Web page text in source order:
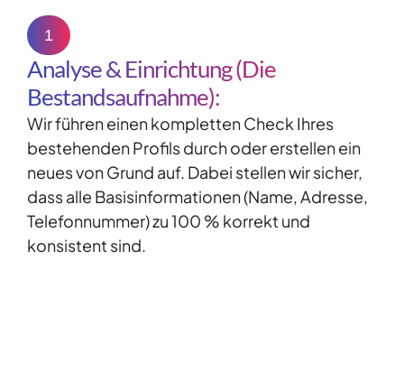
1
Analyse & Einrichtung (Die
Bestandsaufnahme):
Wir führen einen kompletten Check Ihres
bestehenden Profils durch oder erstellen ein
neues von Grund auf. Dabei stellen wir sicher,
dass alle Basisinformationen (Name, Adresse,
Telefonnummer) zu 100 % korrekt und
konsistent sind.